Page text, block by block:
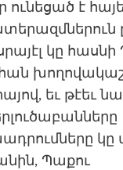
ունեցած է
կը հասնի
եւ թէեւ
կը
Պաքու